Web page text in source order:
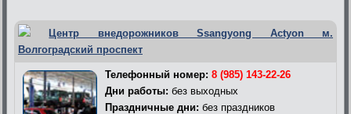
Центр внедорожников Ssangyong Actyon м.
Волгоградский проспект
Телефонный номер: 8 (985) 143-22-26
Дни работы: без выходных
Праздничные дни: без праздников